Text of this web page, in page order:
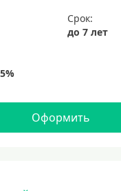
Срок:
до 7 лет
Оформить